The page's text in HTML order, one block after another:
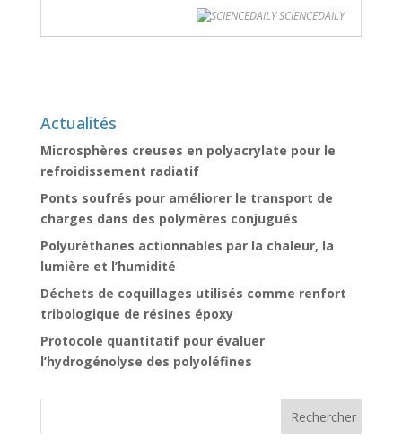
SCIENCEDAILY
Actualités
Microsphères creuses en polyacrylate pour le
refroidissement radiatif
Ponts soufrés pour améliorer le transport de
charges dans des polymères conjugués
Polyuréthanes actionnables par la chaleur, la
lumière et l’humidité
Déchets de coquillages utilisés comme renfort
tribologique de résines époxy
Protocole quantitatif pour évaluer
l’hydrogénolyse des polyoléfines